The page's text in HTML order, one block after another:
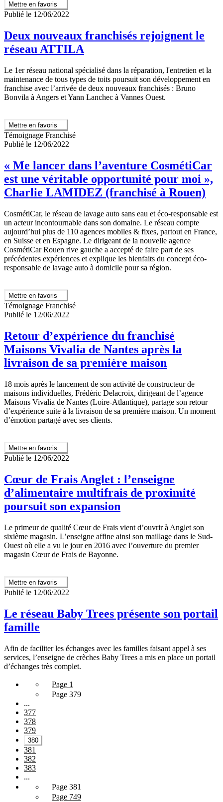
Mettre en favoris
Publié le 12/06/2022
Deux nouveaux franchisés rejoignent le
réseau ATTILA
Le 1er réseau national spécialisé dans la réparation, l'entretien et la
maintenance de tous types de toits poursuit son développement en
franchise avec l’arrivée de deux nouveaux franchisés : Bruno
Bonvila à Angers et Yann Lanchec à Vannes Ouest.
Mettre en favoris
Témoignage Franchisé
Publié le 12/06/2022
« Me lancer dans l’aventure CosmétiCar
est une véritable opportunité pour moi »,
Charlie LAMIDEZ (franchisé à Rouen)
CosmétiCar, le réseau de lavage auto sans eau et éco-responsable est
un acteur incontournable dans son domaine. Le réseau compte
aujourd’hui plus de 110 agences mobiles & fixes, partout en France,
en Suisse et en Espagne. Le dirigeant de la nouvelle agence
CosmétiCar Rouen rive gauche a accepté de faire part de ses
précédentes expériences et explique les bienfaits du concept éco-
responsable de lavage auto à domicile pour sa région.
Mettre en favoris
Témoignage Franchisé
Publié le 12/06/2022
Retour d’expérience du franchisé
Maisons Vivalia de Nantes après la
livraison de sa première maison
18 mois après le lancement de son activité de constructeur de
maisons individuelles, Frédéric Delacroix, dirigeant de l’agence
Maisons Vivalia de Nantes (Loire-Atlantique), partage son retour
d’expérience suite à la livraison de sa première maison. Un moment
d’émotion partagé avec ses clients.
Mettre en favoris
Publié le 12/06/2022
Cœur de Frais Anglet : l’enseigne
d’alimentaire multifrais de proximité
poursuit son expansion
Le primeur de qualité Cœur de Frais vient d’ouvrir à Anglet son
sixième magasin. L’enseigne affine ainsi son maillage dans le Sud-
Ouest où elle a vu le jour en 2016 avec l’ouverture du premier
magasin Cœur de Frais de Bayonne.
Mettre en favoris
Publié le 12/06/2022
Le réseau Baby Trees présente son portail
famille
Afin de faciliter les échanges avec les familles faisant appel à ses
services, l’enseigne de crèches Baby Trees a mis en place un portail
d’échanges très complet.
Page 1
Page 379
...
377
378
379
380
381
382
383
...
Page 381
Page 749